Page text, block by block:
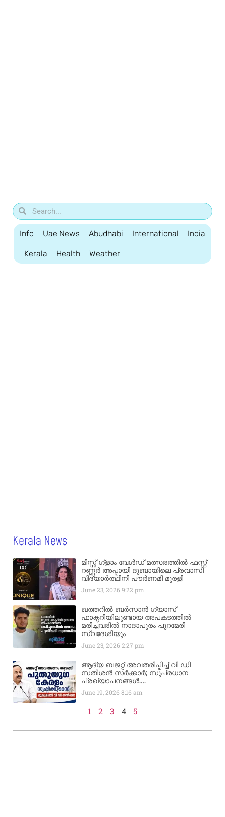
Info Uae News Abudhabi International India
Kerala Health Weather
Kerala News
മിസ്സ്‌ ഗ്ളാം വേൾഡ് മത്സരത്തിൽ ഫസ്റ്റ്
റണ്ണർ അപ്പായി ദുബായിലെ പ്രവാസി
വിദ്യാർത്ഥിനി പൗർണമി മുരളി
June 23, 20269:22 pm
ഖത്തറിൽ ബർസാൻ ഗ്യാസ്
ഫാക്ടറിയിലുണ്ടായ അപകടത്തിൽ
മരിച്ചവരിൽ നാദാപുരം പുറമേരി
സ്വദേശിയും
June 23, 20262:27 pm
ആദ്യ ബജറ്റ് അവതരിപ്പിച്ച് വി ഡി
സതീശൻ സർക്കാർ; സുപ്രധാന
പ്രഖ്യാപനങ്ങൾ….
June 19, 20268:16 am
1 2 3 4 5